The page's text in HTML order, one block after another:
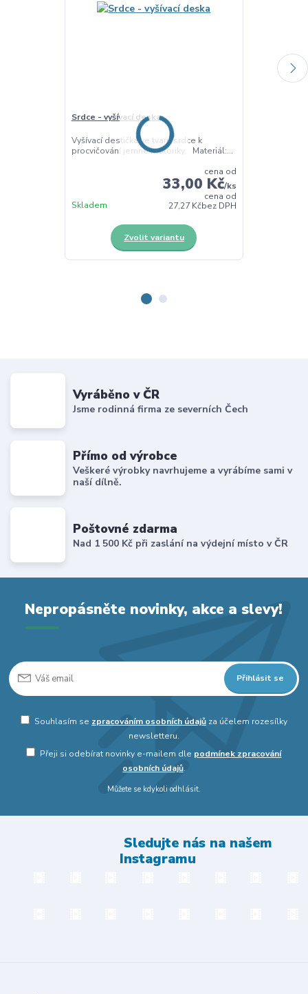
Srdce - vyšívací deska
Vyšívací destička ve tvaru srdce k
procvičování jemné motoriky. Materiál:...
cena od
33,00 Kč/ks
cena od
27,27 Kčbez DPH
Skladem
Zvolit variantu
Vyráběno v ČR
Jsme rodinná firma ze severních Čech
Přímo od výrobce
Veškeré výrobky navrhujeme a vyrábíme sami v
naší dílně.
Poštovné zdarma
Nad 1 500 Kč při zaslání na výdejní místo v ČR
Nepropásněte novinky, akce a slevy!
Přihlásit se
Souhlasím se zpracováním osobních údajůza účelem rozesílky
newsletteru.
Přeji si odebírat novinky e-mailem dle podmínek zpracování
osobních údajů.
Můžete se kdykoli odhlásit.
Sledujte nás na našem
Instagramu